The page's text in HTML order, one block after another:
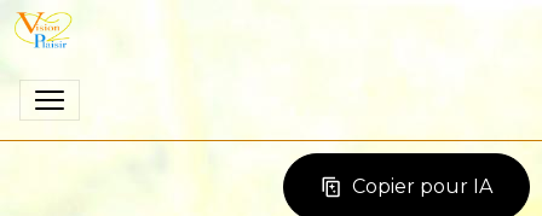
Copier pour IA